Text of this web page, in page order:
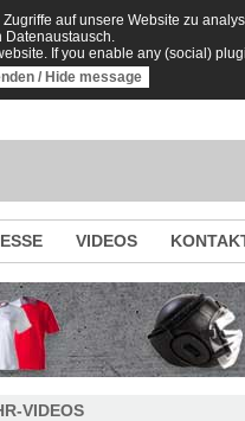
auf unsere Website zu
Datenaustausch.
If you enable any (social)
/ Hide message
VIDEOS
VIDEOS